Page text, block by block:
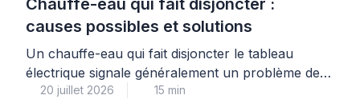
causes possibles et solutions
Un chauffe-eau qui fait disjoncter le tableau
électrique signale généralement un problème de
sécurité qu’il ne faut jamais ignorer : résistance
20 juillet 2026 15 min